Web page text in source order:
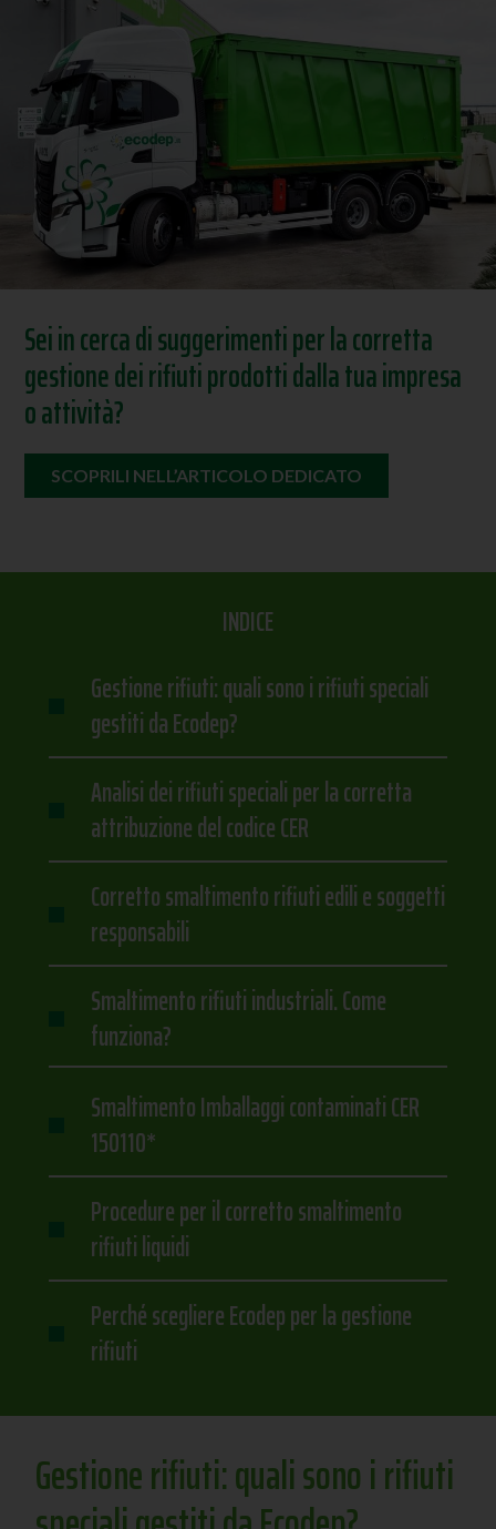
Sei in cerca di suggerimenti per la corretta
gestione dei rifiuti prodotti dalla tua impresa
o attività?
SCOPRILI NELL’ARTICOLO DEDICATO
INDICE
Gestione rifiuti: quali sono i rifiuti speciali
gestiti da Ecodep?
Analisi dei rifiuti speciali per la corretta
attribuzione del codice CER
Corretto smaltimento rifiuti edili e soggetti
responsabili
Smaltimento rifiuti industriali. Come
funziona?
Smaltimento Imballaggi contaminati CER
150110*
Procedure per il corretto smaltimento
rifiuti liquidi
Perché scegliere Ecodep per la gestione
rifiuti
Gestione rifiuti: quali sono i rifiuti